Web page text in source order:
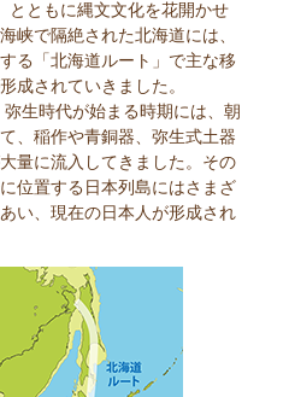
とともに縄文文化を花開かせ
峡で隔絶された北海道には、
る「北海道ルート」で主な移
成されていきました。
生時代が始まる時期には、朝
、稲作や青銅器、弥生式土器
量に流入してきました。その
位置する日本列島にはさまざ
い、現在の日本人が形成され